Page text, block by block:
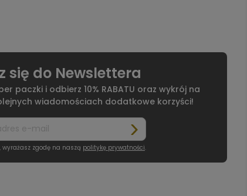
się do Newslettera
paczki i odbierz 10% RABATU oraz wykrój na
wiadomościach dodatkowe korzyści!
zgodę na naszą politykę prywatności.